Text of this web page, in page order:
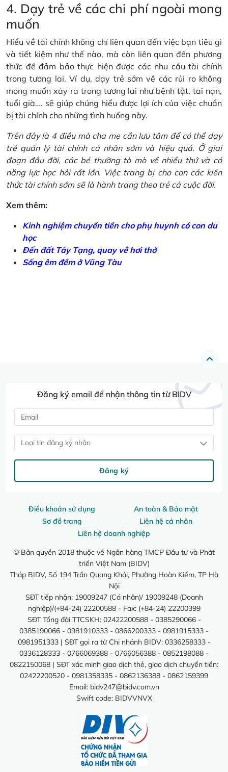
4. Dạy trẻ về các chi phí ngoài mong
muốn
Hiểu về tài chính không chỉ liên quan đến việc bạn tiêu gì
và tiết kiệm như thế nào, mà còn liên quan đến phương
thức để đảm bảo thực hiện được các nhu cầu tài chính
trong tương lai. Ví dụ, dạy trẻ sớm về các rủi ro không
mong muốn xảy ra trong tương lai như bệnh tật, tai nạn,
tuổi già…. sẽ giúp chúng hiểu được lợi ích của việc chuẩn
bị tài chính cho những tình huống này.
Trên đây là 4 điều mà cha mẹ cần lưu tâm để có thể dạy
trẻ quản lý tài chính cá nhân sớm và hiệu quả. Ở giai
đoạn đầu đời, các bé thường tò mò về nhiều thứ và có
năng lực học hỏi rất lớn. Việc trang bị cho con các kiến
thức tài chính sớm sẽ là hành trang theo trẻ cả cuộc đời.
Xem thêm:
Kinh nghiệm chuyển tiền cho phụ huynh có con du
học
Đến đất Tây Tạng, quay về hơi thở
Sống êm đềm ở Vũng Tàu
Điều khoản sử dụng
An toàn & Bảo mật
Sơ đồ trang
Liên hệ cá nhân
Liên hệ doanh nghiệp
© Bản quyền 2018 thuộc về Ngân hàng TMCP Đầu tư và Phát
triển Việt Nam (BIDV)
Tháp BIDV, Số 194 Trần Quang Khải, Phường Hoàn Kiếm, TP Hà
Nội
SĐT tiếp nhận: 19009247 (Cá nhân)/ 19009248 (Doanh
nghiệp)/(+84-24) 22200588 - Fax: (+84-24) 22200399
SĐT Tổng đài TTCSKH: 02422200588 - 0385290066 -
0385190066 - 0981910333 - 0866200333 - 0981915333 -
0981951333 | SĐT gọi ra từ Chi nhánh BIDV: 0336258333 -
0336128333 - 0766069388 - 0766056388 - 0852198088 -
0822150068 | SĐT xác minh giao dịch thẻ, giao dịch chuyển tiền:
02422200520 - 0981358335 - 0862136388 - 0862159399
Email: bidv247@bidv.com.vn
Swift code: BIDVVNVX
Đăng ký email để nhận thông tin từ BIDV
Loại tin đăng ký nhận
Đăng ký